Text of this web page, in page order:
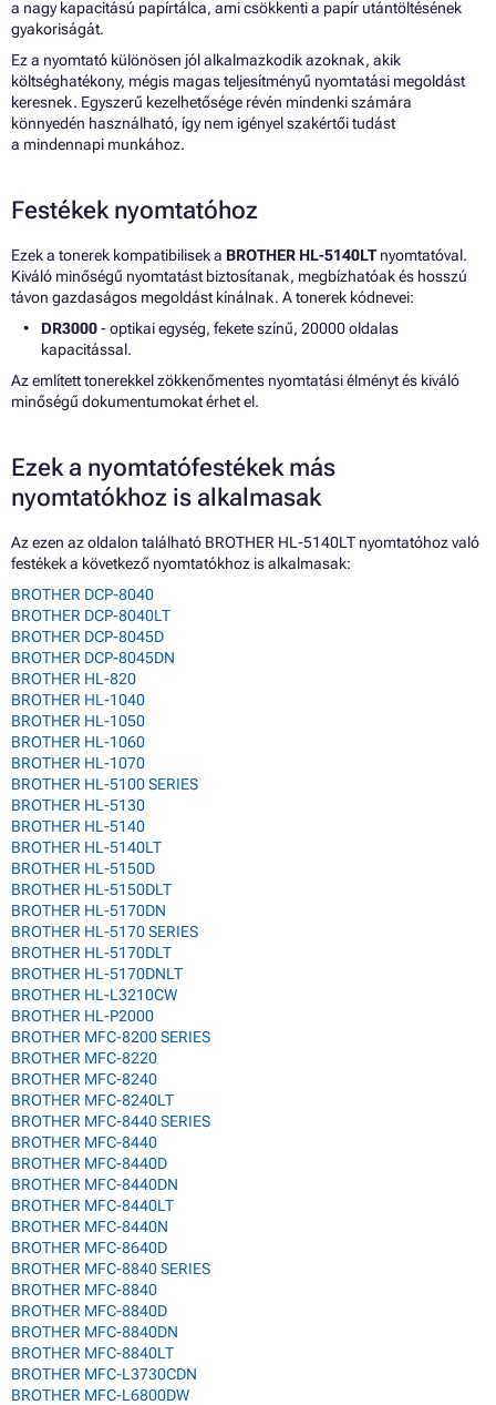
a nagy kapacitású papírtálca, ami csökkenti a papír utántöltésének
gyakoriságát.
Ez a nyomtató különösen jól alkalmazkodik azoknak, akik
költséghatékony, mégis magas teljesítményű nyomtatási megoldást
keresnek. Egyszerű kezelhetősége révén mindenki számára
könnyedén használható, így nem igényel szakértői tudást
a mindennapi munkához.
Festékek nyomtatóhoz
Ezek a tonerek kompatibilisek a BROTHER HL-5140LTnyomtatóval.
Kiváló minőségű nyomtatást biztosítanak, megbízhatóak és hosszú
távon gazdaságos megoldást kínálnak. A tonerek kódnevei:
DR3000- optikai egység, fekete színű, 20000 oldalas
kapacitással.
Az említett tonerekkel zökkenőmentes nyomtatási élményt és kiváló
minőségű dokumentumokat érhet el.
Ezek a nyomtatófestékek más
nyomtatókhoz is alkalmasak
Az ezen az oldalon található BROTHER HL-5140LT nyomtatóhoz való
festékek a következő nyomtatókhoz is alkalmasak:
BROTHER DCP-8040
BROTHER DCP-8040LT
BROTHER DCP-8045D
BROTHER DCP-8045DN
BROTHER HL-820
BROTHER HL-1040
BROTHER HL-1050
BROTHER HL-1060
BROTHER HL-1070
BROTHER HL-5100 SERIES
BROTHER HL-5130
BROTHER HL-5140
BROTHER HL-5140LT
BROTHER HL-5150D
BROTHER HL-5150DLT
BROTHER HL-5170DN
BROTHER HL-5170 SERIES
BROTHER HL-5170DLT
BROTHER HL-5170DNLT
BROTHER HL-L3210CW
BROTHER HL-P2000
BROTHER MFC-8200 SERIES
BROTHER MFC-8220
BROTHER MFC-8240
BROTHER MFC-8240LT
BROTHER MFC-8440 SERIES
BROTHER MFC-8440
BROTHER MFC-8440D
BROTHER MFC-8440DN
BROTHER MFC-8440LT
BROTHER MFC-8440N
BROTHER MFC-8640D
BROTHER MFC-8840 SERIES
BROTHER MFC-8840
BROTHER MFC-8840D
BROTHER MFC-8840DN
BROTHER MFC-8840LT
BROTHER MFC-L3730CDN
BROTHER MFC-L6800DW